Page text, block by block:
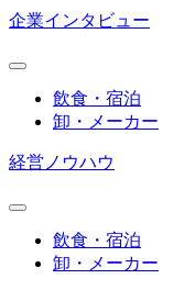
企業インタビュー
飲食・宿泊
卸・メーカー
経営ノウハウ
飲食・宿泊
卸・メーカー